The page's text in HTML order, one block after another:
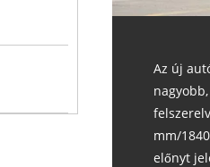
Az új
mm/
előnyt